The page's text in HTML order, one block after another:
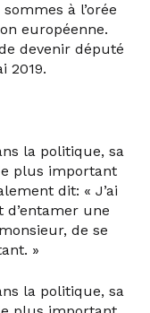
à l’orée
européenne.
devenir député
2019.
la politique, sa
plus important
dit: « J’ai
d’entamer une
de se
»
la politique, sa